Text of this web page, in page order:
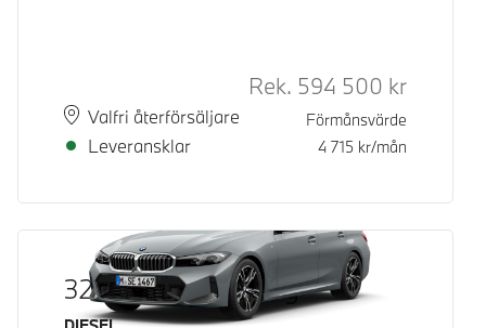
PlatsValfri återförsäljare
Leveranstid
Leveransklar
Rek. ord
Rek. 594 500 kr
Förmånsvärde
4 715 kr/mån
320d xDrive Touring